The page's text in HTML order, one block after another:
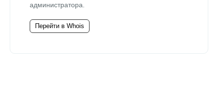
администратора.
Перейти в Whois